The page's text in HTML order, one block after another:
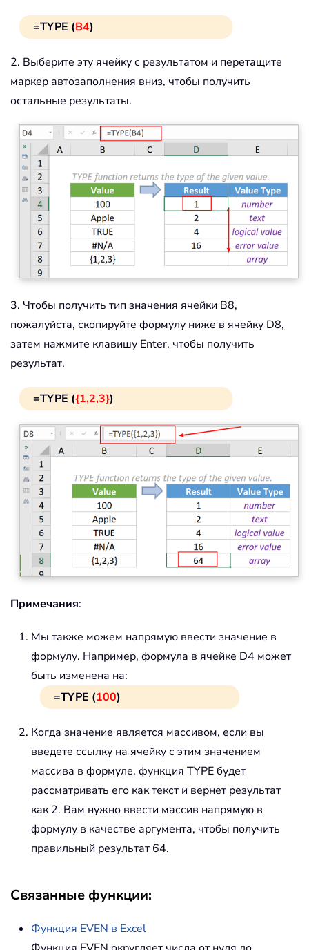
=TYPE (B4)
2. Выберите эту ячейку с результатом и перетащите
маркер автозаполнения вниз, чтобы получить
остальные результаты.
3. Чтобы получить тип значения ячейки B8,
пожалуйста, скопируйте формулу ниже в ячейку D8,
затем нажмите клавишу Enter, чтобы получить
результат.
=TYPE ({1,2,3})
Примечания:
Мы также можем напрямую ввести значение в
формулу. Например, формула в ячейке D4 может
быть изменена на:
=TYPE (100)
Когда значение является массивом, если вы
введете ссылку на ячейку с этим значением
массива в формуле, функция TYPE будет
рассматривать его как текст и вернет результат
как 2. Вам нужно ввести массив напрямую в
формулу в качестве аргумента, чтобы получить
правильный результат 64.
Связанные функции:
Функция EVEN в Excel